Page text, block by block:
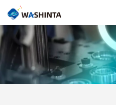
Mix Color Online